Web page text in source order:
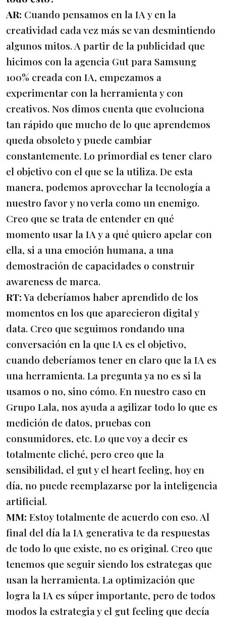
AR: Cuando pensamos en la IA y en la
creatividad cada vez más se van desmintiendo
algunos mitos. A partir de la publicidad que
hicimos con la agencia Gut para Samsung
100% creada con IA, empezamos a
experimentar con la herramienta y con
creativos. Nos dimos cuenta que evoluciona
tan rápido que mucho de lo que aprendemos
queda obsoleto y puede cambiar
constantemente. Lo primordial es tener claro
el objetivo con el que se la utiliza. De esta
manera, podemos aprovechar la tecnología a
nuestro favor y no verla como un enemigo.
Creo que se trata de entender en qué
momento usar la IA y a qué quiero apelar con
ella, si a una emoción humana, a una
demostración de capacidades o construir
awareness de marca.
RT:Ya deberíamos haber aprendido de los
momentos en los que aparecieron digital y
data. Creo que seguimos rondando una
conversación en la que IA es el objetivo,
cuando deberíamos tener en claro que la IA es
una herramienta. La pregunta ya no es si la
usamos o no, sino cómo. En nuestro caso en
Grupo Lala, nos ayuda a agilizar todo lo que es
medición de datos, pruebas con
consumidores, etc. Lo que voy a decir es
totalmente cliché, pero creo que la
sensibilidad, el gut y el heart feeling, hoy en
día, no puede reemplazarse por la inteligencia
artificial.
MM: Estoy totalmente de acuerdo con eso. Al
final del día la IA generativa te da respuestas
de todo lo que existe, no es original. Creo que
tenemos que seguir siendo los estrategas que
usan la herramienta. La optimización que
logra la IA es súper importante, pero de todos
modos la estrategia y el gut feeling que decía